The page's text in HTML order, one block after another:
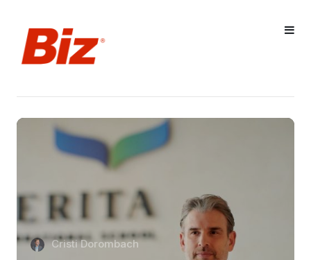
Cristi Dorombach